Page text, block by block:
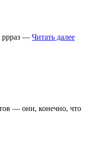
ррраз — Читать далее
— они, конечно, что